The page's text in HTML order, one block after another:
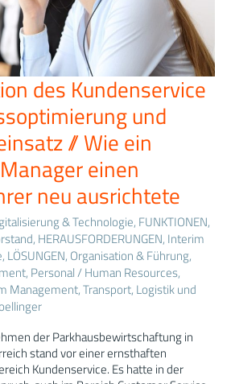
des Kundenservice
und
// Wie ein
einen
neu ausrichtete
& Technologie, FUNKTIONEN,
, HERAUSFORDERUNGEN, Interim
, LÖSUNGEN, Organisation & Führung,
, Personal / Human Resources,
Management,Transport, Logistik und
der Parkhausbewirtschaftung in
stand vor einer ernsthaften
Kundenservice. Es hatte in der